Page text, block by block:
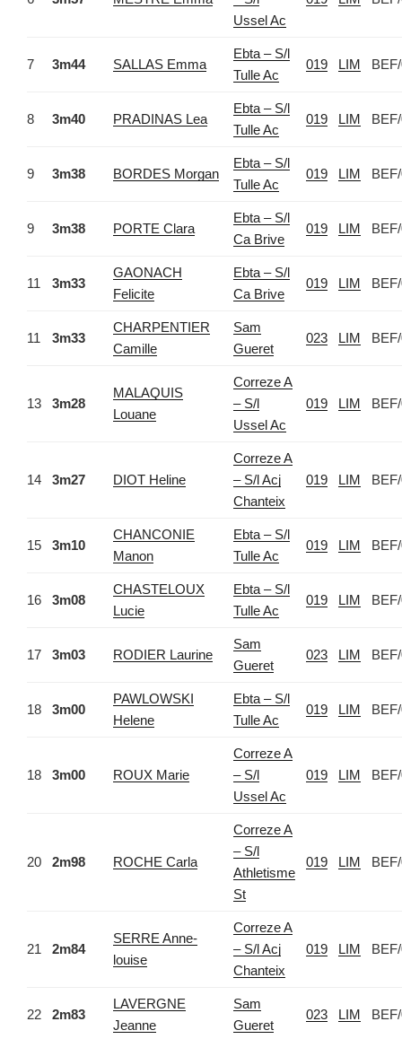
Ussel Ac
7 3m44 SALLAS Emma
Ebta – S/l
Tulle Ac
019 LIM
8 3m40 PRADINAS Lea
Ebta – S/l
Tulle Ac
019 LIM
9 3m38 BORDES Morgan
Ebta – S/l
Tulle Ac
019 LIM
9 3m38 PORTE Clara
Ebta – S/l
Ca Brive
019 LIM
11 3m33
GAONACH
Felicite
Ebta – S/l
Ca Brive
019 LIM
11 3m33
CHARPENTIER
Camille
Sam
Gueret
023 LIM
13 3m28
MALAQUIS
Louane
Correze A
– S/l
Ussel Ac
019 LIM
14 3m27 DIOT Heline
Correze A
– S/l Acj
Chanteix
019 LIM
15 3m10
CHANCONIE
Manon
Ebta – S/l
Tulle Ac
019 LIM
16 3m08
CHASTELOUX
Lucie
Ebta – S/l
Tulle Ac
019 LIM
17 3m03 RODIER Laurine
Sam
Gueret
023 LIM
18 3m00
PAWLOWSKI
Helene
Ebta – S/l
Tulle Ac
019 LIM
18 3m00 ROUX Marie
Correze A
– S/l
Ussel Ac
019 LIM
20 2m98 ROCHE Carla
Correze A
– S/l
Athletisme
St
019 LIM
21 2m84
SERRE Anne-
louise
Correze A
– S/l Acj
Chanteix
019 LIM
22 2m83
LAVERGNE
Jeanne
Sam
Gueret
023 LIM